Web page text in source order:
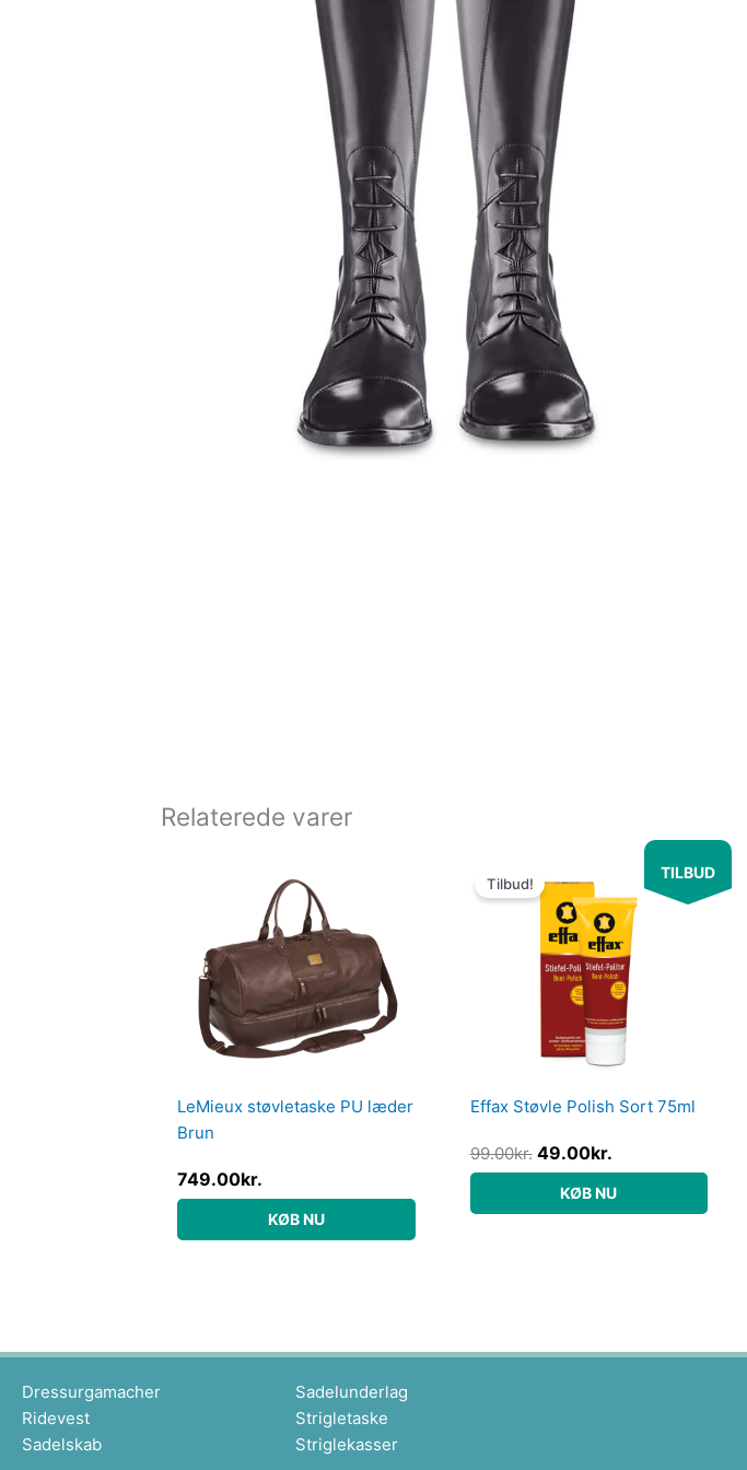
Relaterede varer
LeMieux støvletaske PU læder
Brun
749.00kr.
KØB NU
TILBUD
Tilbud!
Effax Støvle Polish Sort 75ml
99.00kr.
oprindelige
pris
var:
99.00kr..
49.00kr.
Den
aktuelle
pris
er:
49.00kr..
KØB NU
Dressurgamacher
Ridevest
Sadelskab
Sadelunderlag
Strigletaske
Striglekasser